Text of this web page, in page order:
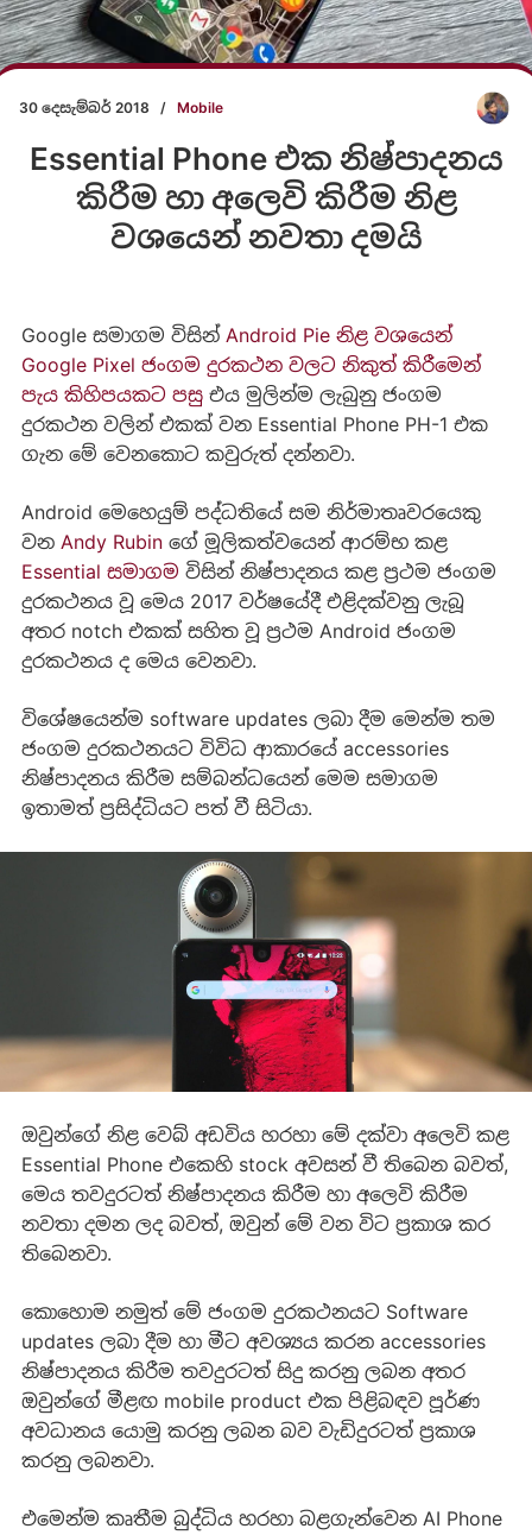
30 දෙසැම්බර් 2018 / Mobile
Essential Phone එක නිෂ්පාදනය
කිරීම හා අලෙවි කිරීම නිළ
වශයෙන් නවතා දමයි
Google සමාගම විසින් Android Pie නිළ වශයෙන්
Google Pixel ජංගම දුරකථන වලට නිකුත් කිරීමෙන්
පැය කිහිපයකට පසුඑය මුලින්ම ලැබුනු ජංගම
දුරකථන වලින් එකක් වන Essential Phone PH-1 එක
ගැන මේ වෙනකොට කවුරුත් දන්නවා.
Android මෙහෙයුම් පද්ධතියේ සම නිර්මාතෘවරයෙකු
වන Andy Rubinගේ මූලිකත්වයෙන් ආරම්භ කළ
Essential සමාගම විසින් නිෂ්පාදනය කළ ප්‍රථම ජංගම
දුරකථනය වූ මෙය 2017 වර්ෂයේදී එළිදක්වනු ලැබූ
අතර notch එකක් සහිත වූ ප්‍රථම Android ජංගම
දුරකථනය ද මෙය වෙනවා.
විශේෂයෙන්ම software updates ලබා දීම මෙන්ම තම
ජංගම දුරකථනයට විවිධ ආකාරයේ accessories
නිෂ්පාදනය කිරීම සම්බන්ධයෙන් මෙම සමාගම
ඉතාමත් ප්‍රසිද්ධියට පත් වී සිටියා.
ඔවුන්ගේ නිළ වෙබ් අඩවිය හරහා මේ දක්වා අලෙවි කළ
Essential Phone එකෙහි stock අවසන් වී තිබෙන බවත්,
මෙය තවදුරටත් නිෂ්පාදනය කිරීම හා අලෙවි කිරීම
නවතා දමන ලද බවත්, ඔවුන් මේ වන විට ප්‍රකාශ කර
තිබෙනවා.
කොහොම නමුත් මේ ජංගම දුරකථනයට Software
updates ලබා දීම හා මීට අවශ්‍යය කරන accessories
නිෂ්පාදනය කිරීම තවදුරටත් සිදු කරනු ලබන අතර
ඔවුන්ගේ මීළඟ mobile product එක පිළිබඳව පූර්ණ
අවධානය යොමු කරනු ලබන බව වැඩිදුරටත් ප්‍රකාශ
කරනු ලබනවා.
එමෙන්ම කෘතීම බුද්ධිය හරහා බළගැන්වෙන AI Phone